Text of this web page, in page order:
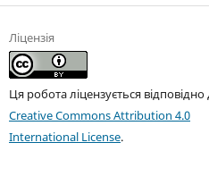
Ліцензія
Ця робота ліцензується відповідно
Creative Commons Attribution 4.0
International License.